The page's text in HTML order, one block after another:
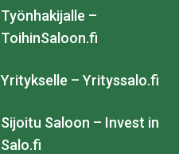
Työnhakijalle –
ToihinSaloon.fi
Yritykselle – Yrityssalo.fi
Sijoitu Saloon – Invest in
Salo.fi